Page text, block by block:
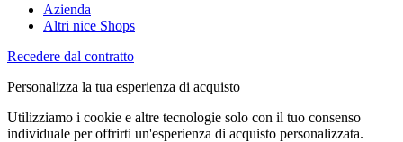
Azienda
Altri nice Shops
Recedere dal contratto
Personalizza la tua esperienza di acquisto
Utilizziamo i cookie e altre tecnologie solo con il tuo consenso
individuale per offrirti un'esperienza di acquisto personalizzata.